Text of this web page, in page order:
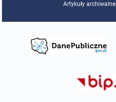
Wybory Ławników 2024r.
Artykuły archiwalne